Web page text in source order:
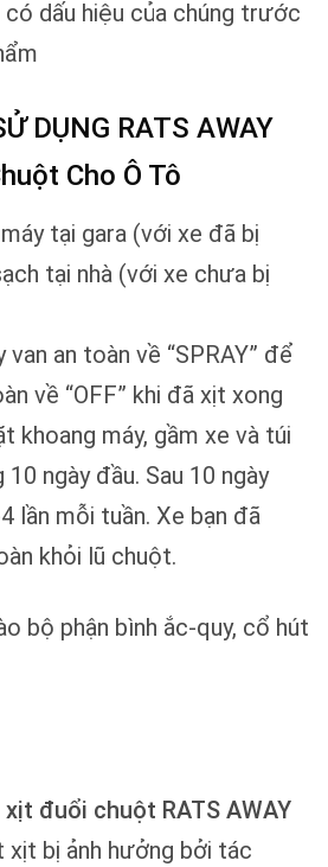
có dấu hiệu của chúng trước
DỤNG RATS AWAY
Cho Ô Tô
tại gara (với xe đã bị
tại nhà (với xe chưa bị
van an toàn về “SPRAY” để
về “OFF” khi đã xịt xong
khoang máy, gầm xe và túi
ngày đầu. Sau 10 ngày
lần mỗi tuần. Xe bạn đã
khỏi lũ chuột.
bộ phận bình ắc-quy, cổ hút
xịt đuổi chuột RATS AWAY
xịt bị ảnh hưởng bởi tác